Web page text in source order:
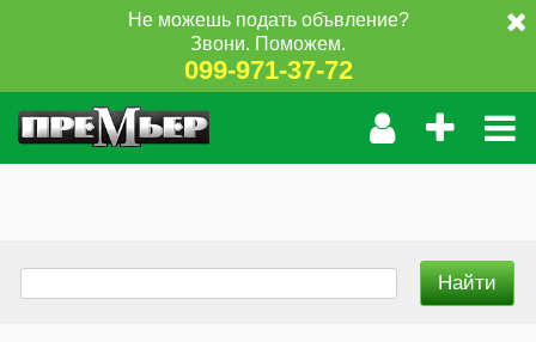
Не можешь подать объвление?
Звони. Поможем.
099-971-37-72